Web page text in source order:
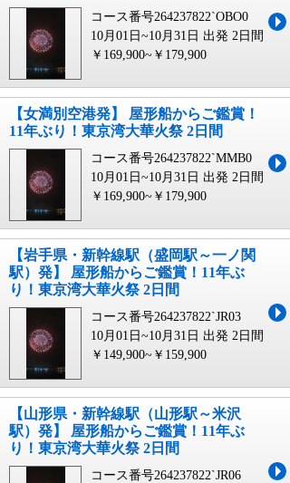
コース番号264237822`OBO0
10月01日~10月31日 出発 2日間
￥169,900~￥179,900
【女満別空港発】 屋形船からご鑑賞！
11年ぶり！東京湾大華火祭 2日間
コース番号264237822`MMB0
10月01日~10月31日 出発 2日間
￥169,900~￥179,900
【岩手県・新幹線駅（盛岡駅～一ノ関
駅）発】 屋形船からご鑑賞！11年ぶ
り！東京湾大華火祭 2日間
コース番号264237822`JR03
10月01日~10月31日 出発 2日間
￥149,900~￥159,900
【山形県・新幹線駅（山形駅～米沢
駅）発】 屋形船からご鑑賞！11年ぶ
り！東京湾大華火祭 2日間
コース番号264237822`JR06